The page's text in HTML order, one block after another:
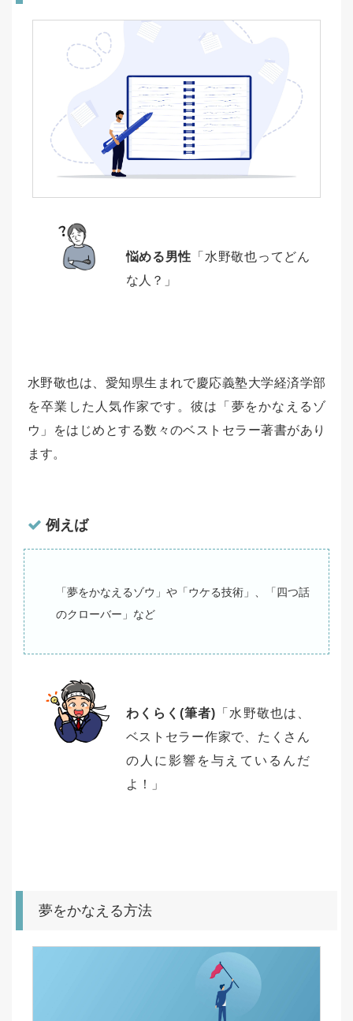
悩める男性 「水野敬也ってどん
な人？」
水野敬也は、愛知県生まれで慶応義塾大学経済学部
を卒業した人気作家です。彼は「夢をかなえるゾ
ウ」をはじめとする数々のベストセラー著書があり
ます。
例えば
「夢をかなえるゾウ」や「ウケる技術」、「四つ話
のクローバー」など
わくらく(筆者) 「水野敬也は、
ベストセラー作家で、たくさん
の人に影響を与えているんだ
よ！」
夢をかなえる方法